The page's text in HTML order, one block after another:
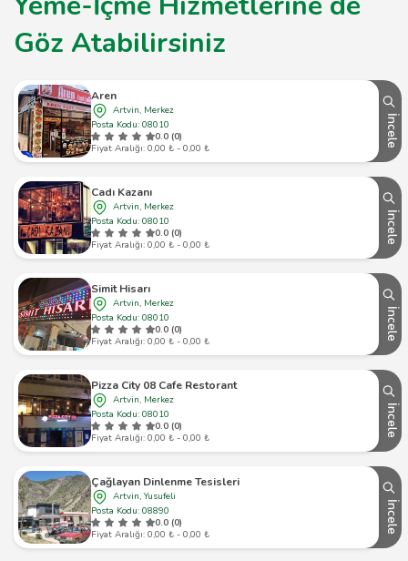
Göz Atabilirsiniz
Aren
Artvin, Merkez
Posta Kodu: 08010
0.0 (0)
Fiyat Aralığı: 0,00 ₺ - 0,00 ₺
İncele
Cadı Kazanı
Artvin, Merkez
Posta Kodu: 08010
0.0 (0)
Fiyat Aralığı: 0,00 ₺ - 0,00 ₺
İncele
Simit Hisarı
Artvin, Merkez
Posta Kodu: 08010
0.0 (0)
Fiyat Aralığı: 0,00 ₺ - 0,00 ₺
İncele
Pizza City 08 Cafe Restorant
Artvin, Merkez
Posta Kodu: 08010
0.0 (0)
Fiyat Aralığı: 0,00 ₺ - 0,00 ₺
İncele
Çağlayan Dinlenme Tesisleri
Artvin, Yusufeli
Posta Kodu: 08890
0.0 (0)
Fiyat Aralığı: 0,00 ₺ - 0,00 ₺
İncele